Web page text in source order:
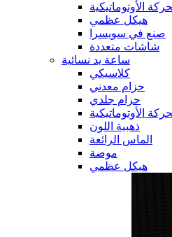
الأوتوماتيكية
هيكل عظمي
صنع في سويسرا
شاشات متعددة
ساعة يد نسائية
كلاسيكي
حزام معدني
حزام جلدي
الأوتوماتيكية
ذهبية اللون
الماس الرائعة
موضة
هيكل عظمي